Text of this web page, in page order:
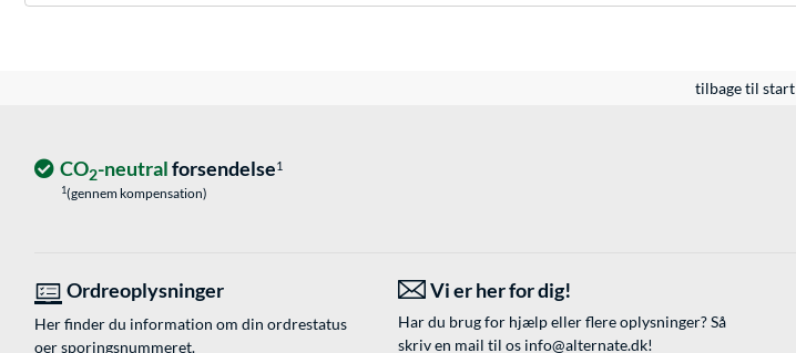
tilbage til start
CO2-neutralforsendelse1
1(gennem kompensation)
Ordreoplysninger
Her finder du information om din ordrestatus
oer sporingsnummeret.
Vi er her for dig!
Har du brug for hjælp eller flere oplysninger? Så
skriv en mail til os info@alternate.dk!